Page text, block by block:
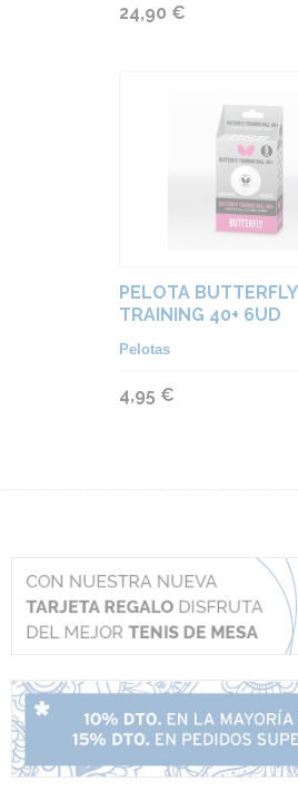
24,90 €
PELOTA BUTTERFLY
TRAINING 40+ 6UD
Pelotas
4,95 €